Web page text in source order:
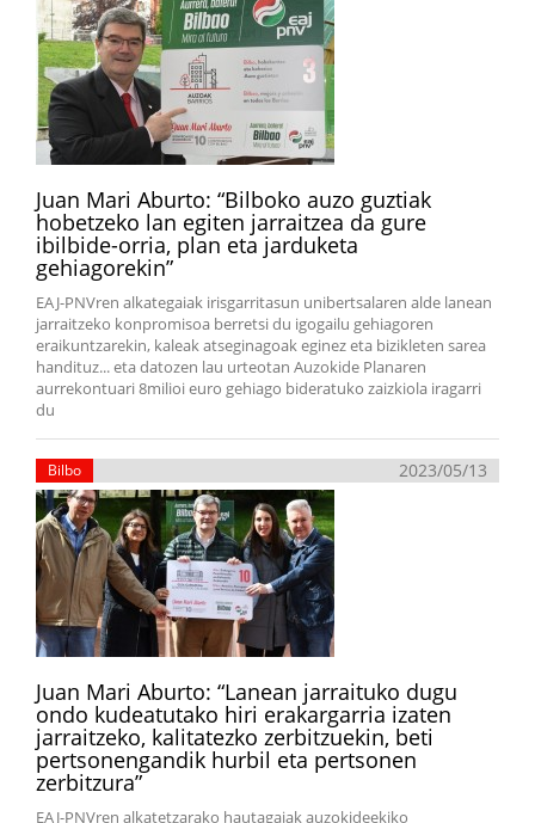
Juan Mari Aburto: “Bilboko auzo guztiak
hobetzeko lan egiten jarraitzea da gure
ibilbide-orria, plan eta jarduketa
gehiagorekin”
EAJ-PNVren alkategaiak irisgarritasun unibertsalaren alde lanean
jarraitzeko konpromisoa berretsi du igogailu gehiagoren
eraikuntzarekin, kaleak atseginagoak eginez eta bizikleten sarea
handituz... eta datozen lau urteotan Auzokide Planaren
aurrekontuari 8milioi euro gehiago bideratuko zaizkiola iragarri
du
Bilbo 2023/05/13
Juan Mari Aburto: “Lanean jarraituko dugu
ondo kudeatutako hiri erakargarria izaten
jarraitzeko, kalitatezko zerbitzuekin, beti
pertsonengandik hurbil eta pertsonen
zerbitzura”
EAJ-PNVren alkatetzarako hautagaiak auzokideekiko